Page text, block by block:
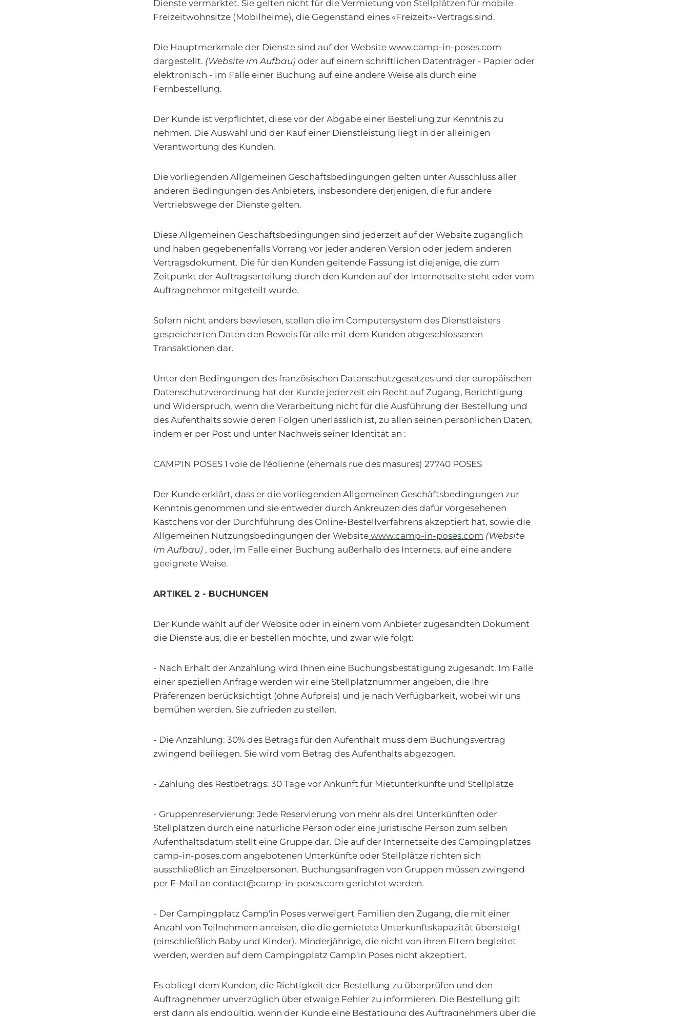
Dienste vermarktet. Sie gelten nicht für die Vermietung von Stellplätzen für mobile
Freizeitwohnsitze (Mobilheime), die Gegenstand eines «Freizeit»-Vertrags sind.
Die Hauptmerkmale der Dienste sind auf der Website www.camp-in-poses.com
dargestellt. (Website im Aufbau) oder auf einem schriftlichen Datenträger - Papier oder
elektronisch - im Falle einer Buchung auf eine andere Weise als durch eine
Fernbestellung.
Der Kunde ist verpflichtet, diese vor der Abgabe einer Bestellung zur Kenntnis zu
nehmen. Die Auswahl und der Kauf einer Dienstleistung liegt in der alleinigen
Verantwortung des Kunden.
Die vorliegenden Allgemeinen Geschäftsbedingungen gelten unter Ausschluss aller
anderen Bedingungen des Anbieters, insbesondere derjenigen, die für andere
Vertriebswege der Dienste gelten.
Diese Allgemeinen Geschäftsbedingungen sind jederzeit auf der Website zugänglich
und haben gegebenenfalls Vorrang vor jeder anderen Version oder jedem anderen
Vertragsdokument. Die für den Kunden geltende Fassung ist diejenige, die zum
Zeitpunkt der Auftragserteilung durch den Kunden auf der Internetseite steht oder vom
Auftragnehmer mitgeteilt wurde.
Sofern nicht anders bewiesen, stellen die im Computersystem des Dienstleisters
gespeicherten Daten den Beweis für alle mit dem Kunden abgeschlossenen
Transaktionen dar.
Unter den Bedingungen des französischen Datenschutzgesetzes und der europäischen
Datenschutzverordnung hat der Kunde jederzeit ein Recht auf Zugang, Berichtigung
und Widerspruch, wenn die Verarbeitung nicht für die Ausführung der Bestellung und
des Aufenthalts sowie deren Folgen unerlässlich ist, zu allen seinen persönlichen Daten,
indem er per Post und unter Nachweis seiner Identität an :
CAMP'IN POSES 1 voie de l'éolienne (ehemals rue des masures) 27740 POSES
Der Kunde erklärt, dass er die vorliegenden Allgemeinen Geschäftsbedingungen zur
Kenntnis genommen und sie entweder durch Ankreuzen des dafür vorgesehenen
Kästchens vor der Durchführung des Online-Bestellverfahrens akzeptiert hat, sowie die
Allgemeinen Nutzungsbedingungen der Website www.camp-in-poses.com (Website
im Aufbau) , oder, im Falle einer Buchung außerhalb des Internets, auf eine andere
geeignete Weise.
ARTIKEL 2 - BUCHUNGEN
Der Kunde wählt auf der Website oder in einem vom Anbieter zugesandten Dokument
die Dienste aus, die er bestellen möchte, und zwar wie folgt:
- Nach Erhalt der Anzahlung wird Ihnen eine Buchungsbestätigung zugesandt. Im Falle
einer speziellen Anfrage werden wir eine Stellplatznummer angeben, die Ihre
Präferenzen berücksichtigt (ohne Aufpreis) und je nach Verfügbarkeit, wobei wir uns
bemühen werden, Sie zufrieden zu stellen.
- Die Anzahlung: 30% des Betrags für den Aufenthalt muss dem Buchungsvertrag
zwingend beiliegen. Sie wird vom Betrag des Aufenthalts abgezogen.
- Zahlung des Restbetrags: 30 Tage vor Ankunft für Mietunterkünfte und Stellplätze
- Gruppenreservierung: Jede Reservierung von mehr als drei Unterkünften oder
Stellplätzen durch eine natürliche Person oder eine juristische Person zum selben
Aufenthaltsdatum stellt eine Gruppe dar. Die auf der Internetseite des Campingplatzes
camp-in-poses.com angebotenen Unterkünfte oder Stellplätze richten sich
ausschließlich an Einzelpersonen. Buchungsanfragen von Gruppen müssen zwingend
per E-Mail an contact@camp-in-poses.com gerichtet werden.
- Der Campingplatz Camp'in Poses verweigert Familien den Zugang, die mit einer
Anzahl von Teilnehmern anreisen, die die gemietete Unterkunftskapazität übersteigt
(einschließlich Baby und Kinder). Minderjährige, die nicht von ihren Eltern begleitet
werden, werden auf dem Campingplatz Camp'in Poses nicht akzeptiert.
Es obliegt dem Kunden, die Richtigkeit der Bestellung zu überprüfen und den
Auftragnehmer unverzüglich über etwaige Fehler zu informieren. Die Bestellung gilt
erst dann als endgültig, wenn der Kunde eine Bestätigung des Auftragnehmers über die